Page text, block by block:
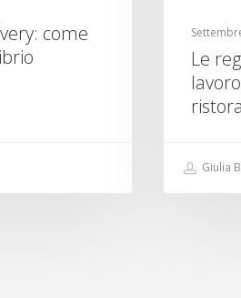
come
Le
Giulia